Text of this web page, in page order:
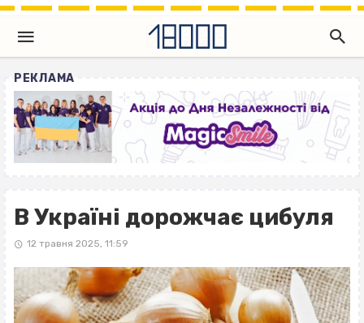
РЕКЛАМА
В Україні дорожчає цибуля
12 травня 2025, 11:59